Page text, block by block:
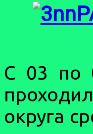
С 03 по
округа